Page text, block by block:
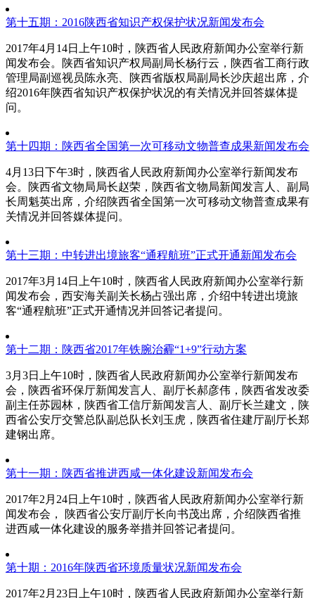
第十五期：2016陕西省知识产权保护状况新闻发布会
2017年4月14日上午10时，陕西省人民政府新闻办公室举行新
闻发布会。陕西省知识产权局副局长杨行云，陕西省工商行政
管理局副巡视员陈永亮、陕西省版权局副局长沙庆超出席，介
绍2016年陕西省知识产权保护状况的有关情况并回答媒体提
问。
第十四期：陕西省全国第一次可移动文物普查成果新闻发布会
4月13日下午3时，陕西省人民政府新闻办公室举行新闻发布
会。陕西省文物局局长赵荣，陕西省文物局新闻发言人、副局
长周魁英出席，介绍陕西省全国第一次可移动文物普查成果有
关情况并回答媒体提问。
第十三期：中转进出境旅客“通程航班”正式开通新闻发布会
2017年3月14日上午10时，陕西省人民政府新闻办公室举行新
闻发布会，西安海关副关长杨占强出席，介绍中转进出境旅
客“通程航班”正式开通情况并回答记者提问。
第十二期：陕西省2017年铁腕治霾“1+9”行动方案
3月3日上午10时，陕西省人民政府新闻办公室举行新闻发布
会，陕西省环保厅新闻发言人、副厅长郝彦伟，陕西省发改委
副主任苏园林，陕西省工信厅新闻发言人、副厅长兰建文，陕
西省公安厅交警总队副总队长刘玉虎，陕西省住建厅副厅长郑
建钢出席。
第十一期：陕西省推进西咸一体化建设新闻发布会
2017年2月24日上午10时，陕西省人民政府新闻办公室举行新
闻发布会， 陕西省公安厅副厅长向书茂出席，介绍陕西省推
进西咸一体化建设的服务举措并回答记者提问。
第十期：2016年陕西省环境质量状况新闻发布会
2017年2月23日上午10时，陕西省人民政府新闻办公室举行新